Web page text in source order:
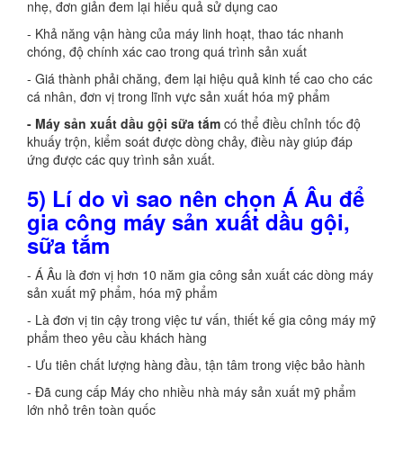
nhẹ, đơn giản đem lại hiểu quả sử dụng cao
- Khả năng vận hàng của máy linh hoạt, thao tác nhanh
chóng, độ chính xác cao trong quá trình sản xuất
- Giá thành phải chăng, đem lại hiệu quả kinh tế cao cho các
cá nhân, đơn vị trong lĩnh vực sản xuất hóa mỹ phẩm
- Máy sản xuất dầu gội sữa tắm có thể điều chỉnh tốc độ
khuấy trộn, kiểm soát được dòng chảy, điều này giúp đáp
ứng được các quy trình sản xuất.
5) Lí do vì sao nên chọn Á Âu để
gia công máy sản xuất dầu gội,
sữa tắm
- Á Âu là đơn vị hơn 10 năm gia công sản xuất các dòng máy
sản xuất mỹ phẩm, hóa mỹ phẩm
- Là đơn vị tin cậy trong việc tư vấn, thiết kế gia công máy mỹ
phẩm theo yêu cầu khách hàng
- Ưu tiên chất lượng hàng đầu, tận tâm trong việc bảo hành
- Đã cung cấp Máy cho nhiều nhà máy sản xuất mỹ phẩm
lớn nhỏ trên toàn quốc